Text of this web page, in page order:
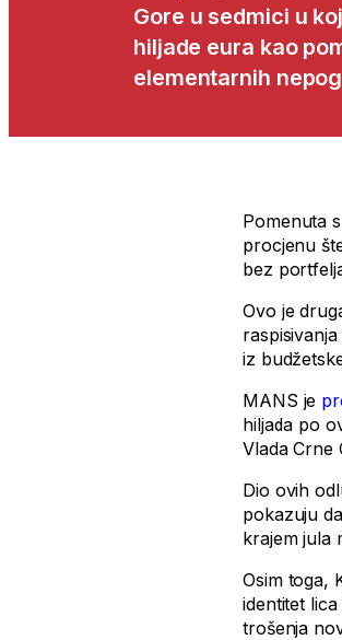
Gore u sedmici u
hiljade eura kao
elementarnih
Pomenuta
procjenu
bez
Ovo je
iz
MANS je
hiljada po
Vlada Crne
Dio ovih
pokazuju
krajem jula
Osim toga,
identitet
trošenja